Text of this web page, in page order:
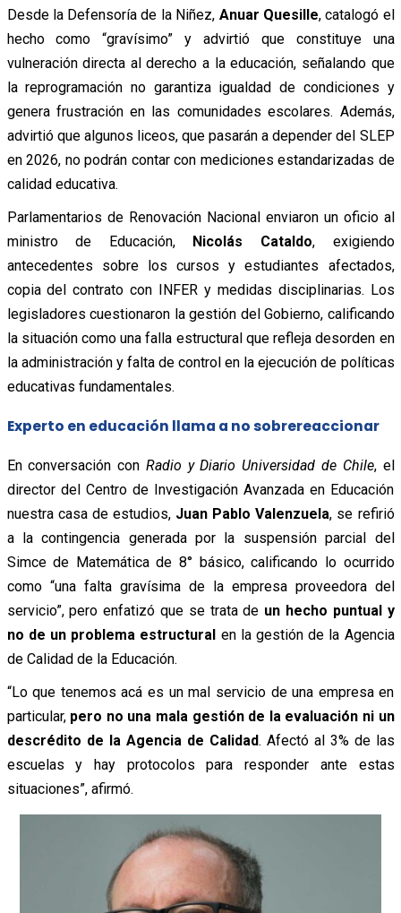
Desde la Defensoría de la Niñez, Anuar Quesille, catalogó el
hecho como “gravísimo” y advirtió que constituye una
vulneración directa al derecho a la educación, señalando que
la reprogramación no garantiza igualdad de condiciones y
genera frustración en las comunidades escolares. Además,
advirtió que algunos liceos, que pasarán a depender del SLEP
en 2026, no podrán contar con mediciones estandarizadas de
calidad educativa.
Parlamentarios de Renovación Nacional enviaron un oficio al
ministro de Educación,
Nicolás Cataldo, exigiendo
antecedentes sobre los cursos y estudiantes afectados,
copia del contrato con INFER y medidas disciplinarias. Los
legisladores cuestionaron la gestión del Gobierno, calificando
la situación como una falla estructural que refleja desorden en
la administración y falta de control en la ejecución de políticas
educativas fundamentales.
Experto en educación llama a no sobrereaccionar
En conversación con Radio y Diario Universidad de Chile, el
director del Centro de Investigación Avanzada en Educación
nuestra casa de estudios,Juan Pablo Valenzuela, se refirió
a la contingencia generada por la suspensión parcial del
Simce de Matemática de 8° básico, calificando lo ocurrido
como “una falta gravísima de la empresa proveedora del
servicio”, pero enfatizó que se trata de un hecho puntual y
no de un problema estructural en la gestión de la Agencia
de Calidad de la Educación.
“Lo que tenemos acá es un mal servicio de una empresa en
particular,pero no una mala gestión de la evaluación ni un
descrédito de la Agencia de Calidad. Afectó al 3% de las
escuelas y hay protocolos para responder ante estas
situaciones”, afirmó.